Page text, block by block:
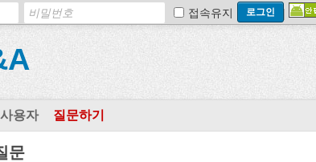
접속유지
사용자 질문하기
문